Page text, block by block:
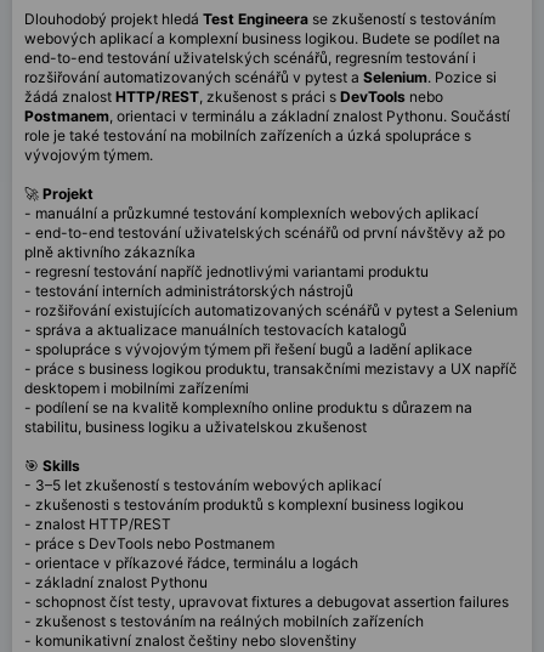
Dlouhodobý projekt hledá Test Engineera se zkušeností s testováním
webových aplikací a komplexní business logikou. Budete se podílet na
end-to-end testování uživatelských scénářů, regresním testování i
rozšiřování automatizovaných scénářů v pytest a Selenium. Pozice si
žádá znalost HTTP/REST, zkušenost s práci s DevTools nebo
Postmanem, orientaci v terminálu a základní znalost Pythonu. Součástí
role je také testování na mobilních zařízeních a úzká spolupráce s
vývojovým týmem.
🚀 Projekt
- manuální a průzkumné testování komplexních webových aplikací
- end-to-end testování uživatelských scénářů od první návštěvy až po
plně aktivního zákazníka
- regresní testování napříč jednotlivými variantami produktu
- testování interních administrátorských nástrojů
- rozšiřování existujících automatizovaných scénářů v pytest a Selenium
- správa a aktualizace manuálních testovacích katalogů
- spolupráce s vývojovým týmem při řešení bugů a ladění aplikace
- práce s business logikou produktu, transakčními mezistavy a UX napříč
desktopem i mobilními zařízeními
- podílení se na kvalitě komplexního online produktu s důrazem na
stabilitu, business logiku a uživatelskou zkušenost
🎯 Skills
- 3–5 let zkušeností s testováním webových aplikací
- zkušenosti s testováním produktů s komplexní business logikou
- znalost HTTP/REST
- práce s DevTools nebo Postmanem
- orientace v příkazové řádce, terminálu a logách
- základní znalost Pythonu
- schopnost číst testy, upravovat fixtures a debugovat assertion failures
- zkušenost s testováním na reálných mobilních zařízeních
- komunikativní znalost češtiny nebo slovenštiny